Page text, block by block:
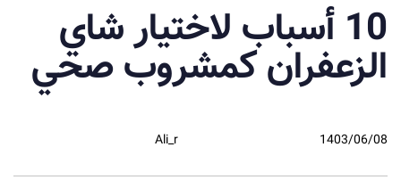
10 أسباب لاختيار شاي
الزعفران كمشروب صحي
Ali_r 1403/06/08